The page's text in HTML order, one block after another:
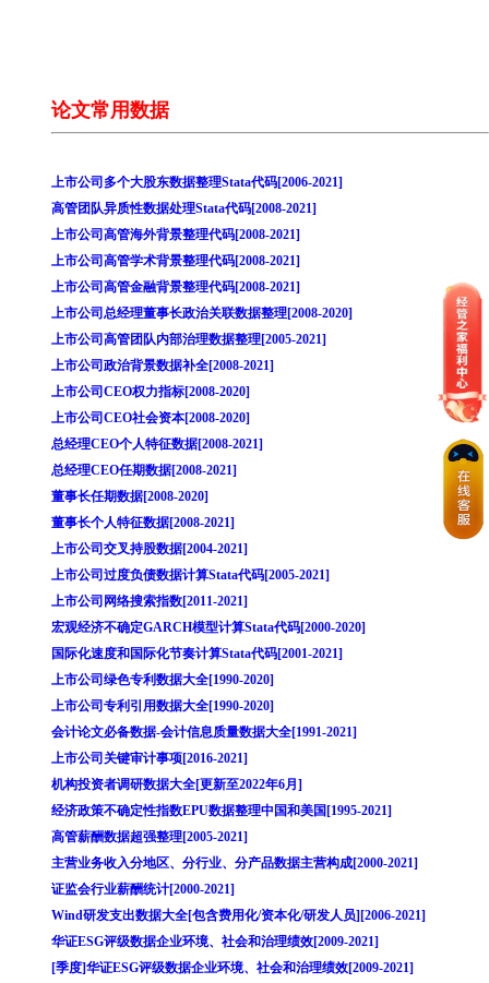
论文常用数据
上市公司多个大股东数据整理Stata代码[2006-2021]
高管团队异质性数据处理Stata代码[2008-2021]
上市公司高管海外背景整理代码[2008-2021]
上市公司高管学术背景整理代码[2008-2021]
上市公司高管金融背景整理代码[2008-2021]
上市公司总经理董事长政治关联数据整理[2008-2020]
上市公司高管团队内部治理数据整理[2005-2021]
上市公司政治背景数据补全[2008-2021]
上市公司CEO权力指标[2008-2020]
上市公司CEO社会资本[2008-2020]
总经理CEO个人特征数据[2008-2021]
总经理CEO任期数据[2008-2021]
董事长任期数据[2008-2020]
董事长个人特征数据[2008-2021]
上市公司交叉持股数据[2004-2021]
上市公司过度负债数据计算Stata代码[2005-2021]
上市公司网络搜索指数[2011-2021]
宏观经济不确定GARCH模型计算Stata代码[2000-2020]
国际化速度和国际化节奏计算Stata代码[2001-2021]
上市公司绿色专利数据大全[1990-2020]
上市公司专利引用数据大全[1990-2020]
会计论文必备数据-会计信息质量数据大全[1991-2021]
上市公司关键审计事项[2016-2021]
机构投资者调研数据大全[更新至2022年6月]
经济政策不确定性指数EPU数据整理中国和美国[1995-2021]
高管薪酬数据超强整理[2005-2021]
主营业务收入分地区、分行业、分产品数据主营构成[2000-2021]
证监会行业薪酬统计[2000-2021]
Wind研发支出数据大全[包含费用化/资本化/研发人员][2006-2021]
华证ESG评级数据企业环境、社会和治理绩效[2009-2021]
[季度]华证ESG评级数据企业环境、社会和治理绩效[2009-2021]